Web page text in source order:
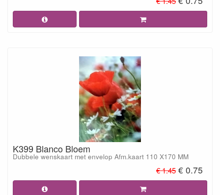
K399 Blanco Bloem
Dubbele wenskaart met envelop Afm.kaart 110 X170 MM
€ 1.45 € 0.75